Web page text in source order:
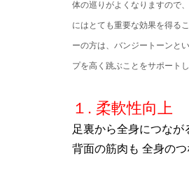
体の巡りがよくなりますので
にはとても重要な効果を得る
ーの方は、バンジートーンと
プを高く跳ぶことをサポート
１. 柔軟性向上
足裏から全身につな
背面の筋肉も 全身の